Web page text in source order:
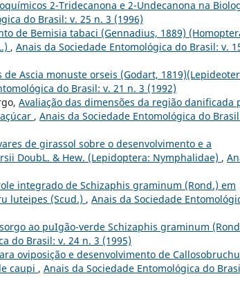
2-Tridecanona e 2-Undecanona na
do Brasil: v. 25 n. 3 (1996)
de Bemisia tabaci (Gennadius, 1889)
, Anais da Sociedade Entomológica do Brasil: v.
de Ascia monuste orseis (Godart,
do Brasil: v. 21 n. 3 (1992)
Avaliação das dimensões da região danificada
, Anais da Sociedade Entomológica do
de girassol sobre o desenvolvimento e a
DoubL. & Hew. (Lepidoptera: Nymphalidae) ,
integrado de Schizaphis graminum (Rond.) em
luteipes (Scud.) , Anais da Sociedade
ao puIgão-verde Schizaphis graminum
do Brasil: v. 24 n. 3 (1995)
oviposição e desenvolvimento de
caupi , Anais da Sociedade Entomológica do